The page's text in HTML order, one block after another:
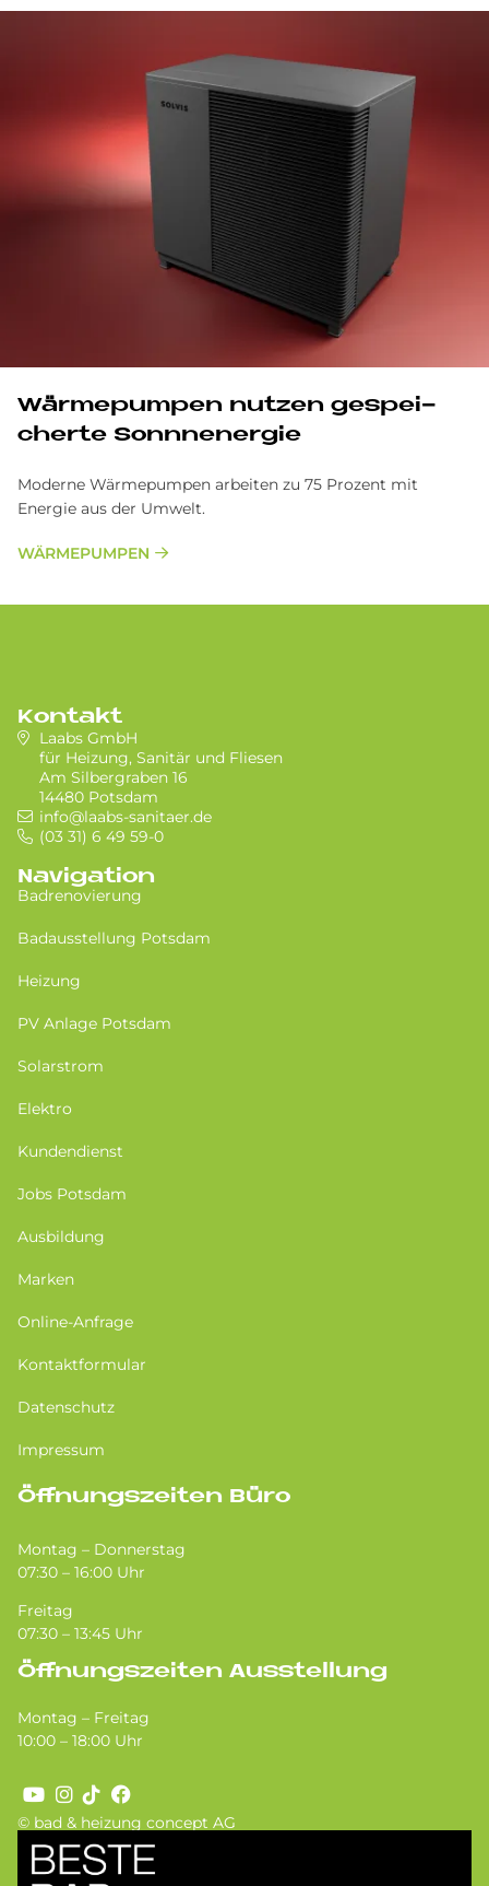
Wär­me­pum­pen nut­zen ge­spei­
cher­te Sonn­n­ener­gie
Moderne Wärmepumpen arbeiten zu 75 Prozent mit
Energie aus der Umwelt.
WÄRMEPUMPEN
© bad & heizung concept AG
Kontakt
Laabs GmbH
für Heizung, Sanitär und Fliesen
Am Silbergraben 16
14480 Potsdam
info@laabs-sanitaer.de
(03 31) 6 49 59-0
Navigation
Badrenovierung
Badausstellung Potsdam
Heizung
PV Anlage Potsdam
Solarstrom
Elektro
Kundendienst
Jobs Potsdam
Ausbildung
Marken
Online-Anfrage
Kontaktformular
Datenschutz
Impressum
Öffnungszeiten Büro
Montag – Donnerstag
07:30 – 16:00 Uhr
Freitag
07:30 – 13:45 Uhr
Öffnungszeiten Ausstellung
Montag – Freitag
10:00 – 18:00 Uhr